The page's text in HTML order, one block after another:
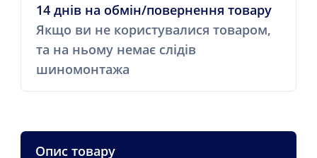
14 днів на обмін/повернення товару
Якщо ви не користувалися товаром,
та на ньому немає слідів
шиномонтажа
Опис товару